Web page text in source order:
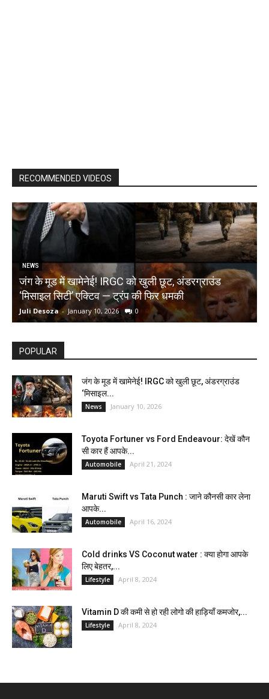
RECOMMENDED VIDEOS
NEWS
जंग के मूड में खामेनेई! IRGC को खुली छूट, अंडरग्राउंड
‘मिसाइल सिटी’ एक्टिव — ट्रंप की फिर धमकी
Juli Desoza - January 10, 2026 0
POPULAR
जंग के मूड में खामेनेई! IRGC को खुली छूट, अंडरग्राउंड
‘मिसाइल...
News January 10, 2026
Toyota Fortuner vs Ford Endeavour: देखें कौन
सी कार हैं आपके...
Automobile April 21, 2024
Maruti Swift vs Tata Punch : जाने कौनसी कार लेना
आपके...
Automobile April 16, 2024
Cold drinks VS Coconut water : क्या होगा आपके
लिए बेहतर,...
Lifestyle April 8, 2024
Vitamin D की कमी से हो रही लोगो की हाड़ियाँ कमजोर,...
Lifestyle April 8, 2024